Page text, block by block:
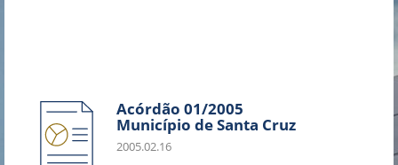
Acórdão 01/2005
Município de Santa Cruz
2005.02.16